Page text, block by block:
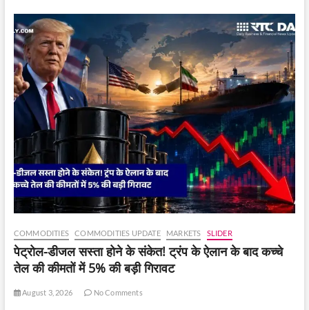
जरूरी
है.
COMMODITIES COMMODITIES UPDATE MARKETS SLIDER
पेट्रोल-डीजल सस्ता होने के संकेत! ट्रंप के ऐलान के बाद कच्चे
तेल की कीमतों में 5% की बड़ी गिरावट
August 3, 2026 No Comments